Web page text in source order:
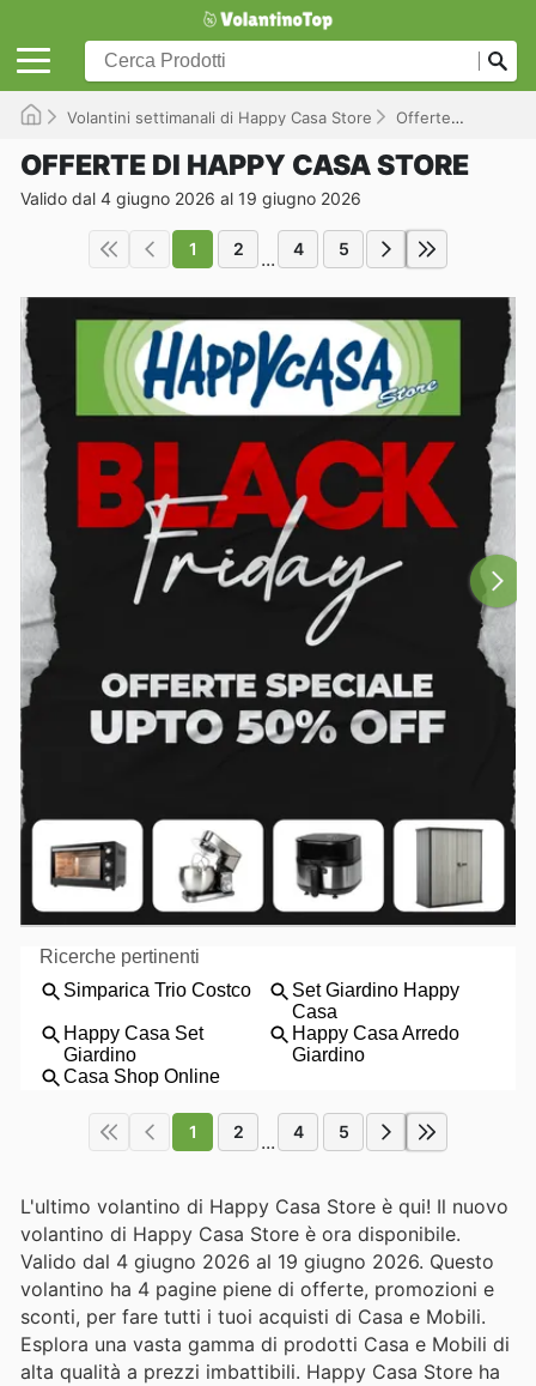
Volantini settimanali di Happy Casa Store Offerte
OFFERTE DI HAPPY CASA STORE
Valido dal 4 giugno 2026 al 19 giugno 2026
1 2 ... 4 5
1 2 ... 4 5
L'ultimo volantino di Happy Casa Store è qui! Il nuovo
volantino di Happy Casa Store è ora disponibile.
Valido dal 4 giugno 2026 al 19 giugno 2026. Questo
volantino ha 4 pagine piene di offerte, promozioni e
sconti, per fare tutti i tuoi acquisti di Casa e Mobili.
Esplora una vasta gamma di prodotti Casa e Mobili di
alta qualità a prezzi imbattibili. Happy Casa Store ha